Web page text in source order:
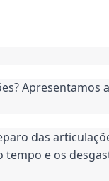
Apresentamos
das
e os